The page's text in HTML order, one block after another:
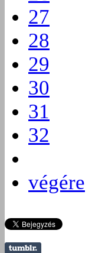
27
28
29
30
31
32
végére